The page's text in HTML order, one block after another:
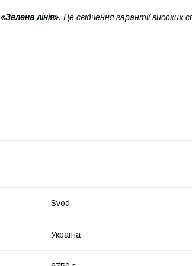
«Зелена лінія». Це свідчення гарантії високих
Svod
Україна